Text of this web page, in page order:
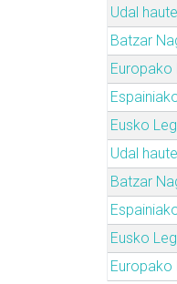
Udal
Batzar
Europako
Eusko
Udal
Batzar
Eusko
Europako